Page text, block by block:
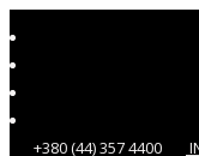
до
вмісту
+380 (44) 357 4400